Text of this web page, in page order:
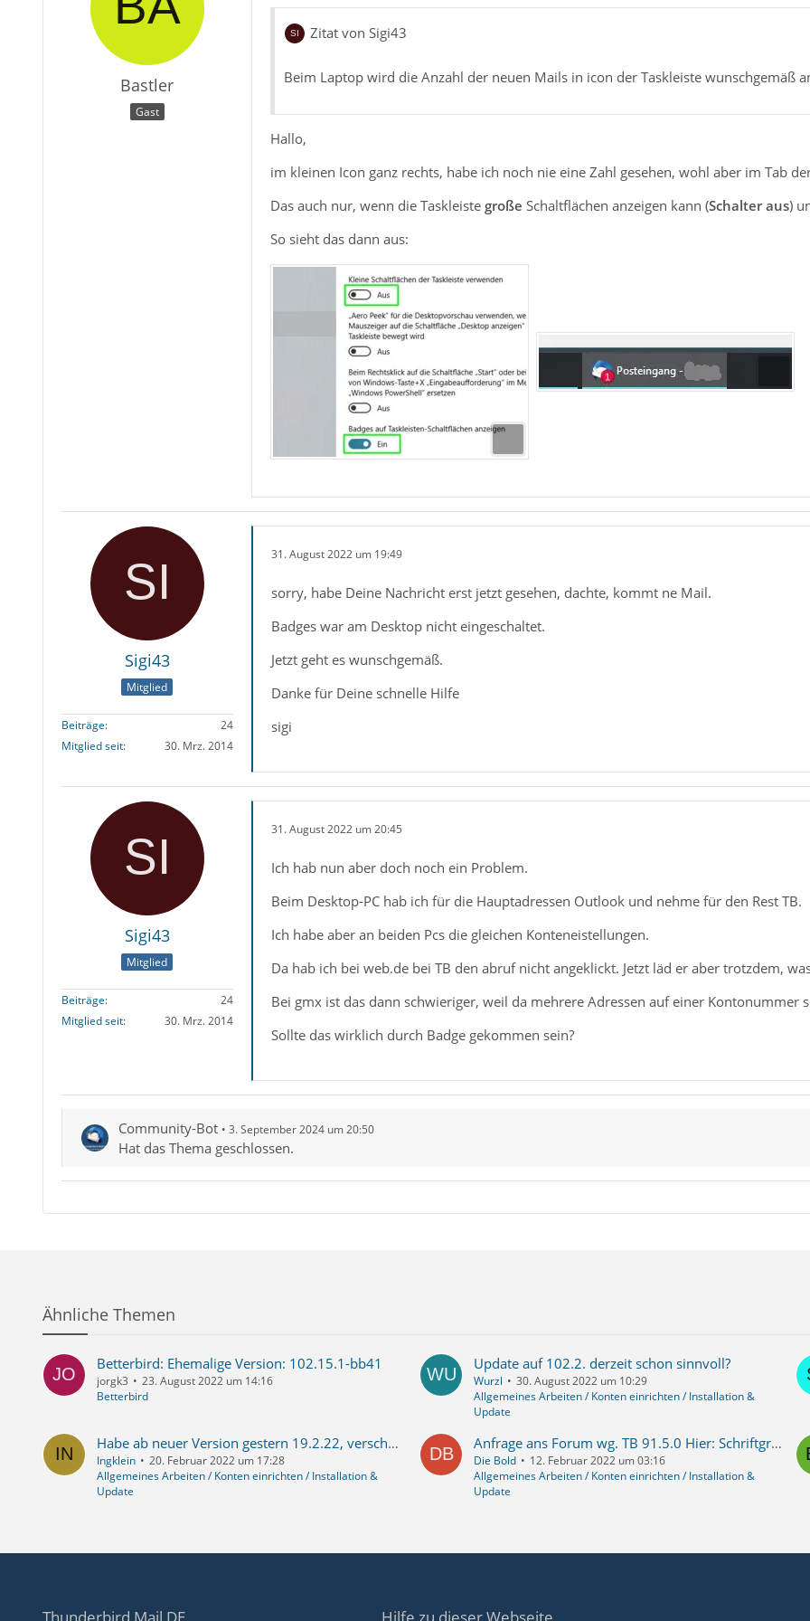
Bastler
Gast
Zitat von Sigi43
Beim Laptop wird die Anzahl der neuen Mails in icon der Taskleiste wunschgemäß
Hallo,
im kleinen Icon ganz rechts, habe ich noch nie eine Zahl gesehen, wohl aber im Tab
Das auch nur, wenn die Taskleiste große Schaltflächen anzeigen kann (Schalter aus)
So sieht das dann aus:
Sigi43
Mitglied
Beiträge
24
Mitglied seit
30. Mrz. 2014
31. August 2022 um 19:49
sorry, habe Deine Nachricht erst jetzt gesehen, dachte, kommt ne Mail.
Badges war am Desktop nicht eingeschaltet.
Jetzt geht es wunschgemäß.
Danke für Deine schnelle Hilfe
sigi
Sigi43
Mitglied
Beiträge
24
Mitglied seit
30. Mrz. 2014
31. August 2022 um 20:45
Ich hab nun aber doch noch ein Problem.
Beim Desktop-PC hab ich für die Hauptadressen Outlook und nehme für den Rest TB.
Ich habe aber an beiden Pcs die gleichen Konteneistellungen.
Da hab ich bei web.de bei TB den abruf nicht angeklickt. Jetzt läd er aber trotzdem,
Bei gmx ist das dann schwieriger, weil da mehrere Adressen auf einer Kontonummer
Sollte das wirklich durch Badge gekommen sein?
Community-Bot 3. September 2024 um 20:50
Hat das Thema geschlossen.
Ähnliche Themen
Betterbird: Ehemalige Version: 102.15.1-bb41
jorgk3
23. August 2022 um 14:16
Betterbird
Update auf 102.2. derzeit schon sinnvoll?
Wurzl
30. August 2022 um 10:29
Allgemeines Arbeiten / Konten einrichten / Installation &
Update
Habe ab neuer Version gestern 19.2.22, verschwindet beim Aufruf Mail "Erfassen" die Kontextleiste mit dem "Senden"-Button. Die wichtigste Funktion vom ganzen Mail-Program nicht mehr möglich.
Ingklein
20. Februar 2022 um 17:28
Allgemeines Arbeiten / Konten einrichten / Installation &
Update
Anfrage ans Forum wg. TB 91.5.0 Hier: Schriftgrösse einstellen
Die Bold
12. Februar 2022 um 03:16
Allgemeines Arbeiten / Konten einrichten / Installation &
Update